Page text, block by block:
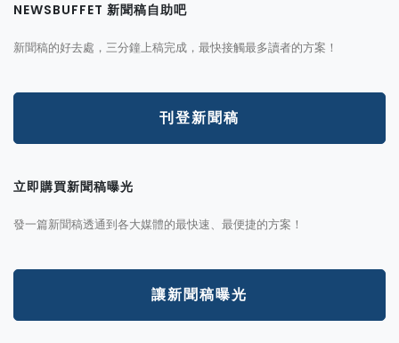
NEWSBUFFET 新聞稿自助吧
新聞稿的好去處，三分鐘上稿完成，最快接觸最多讀者的方案！
刊登新聞稿
立即購買新聞稿曝光
發一篇新聞稿透通到各大媒體的最快速、最便捷的方案！
讓新聞稿曝光